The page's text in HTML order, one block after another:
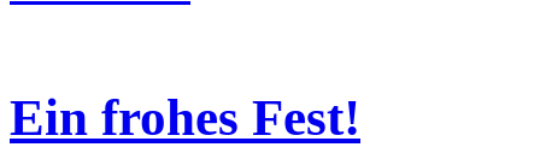
Ein frohes Fest!